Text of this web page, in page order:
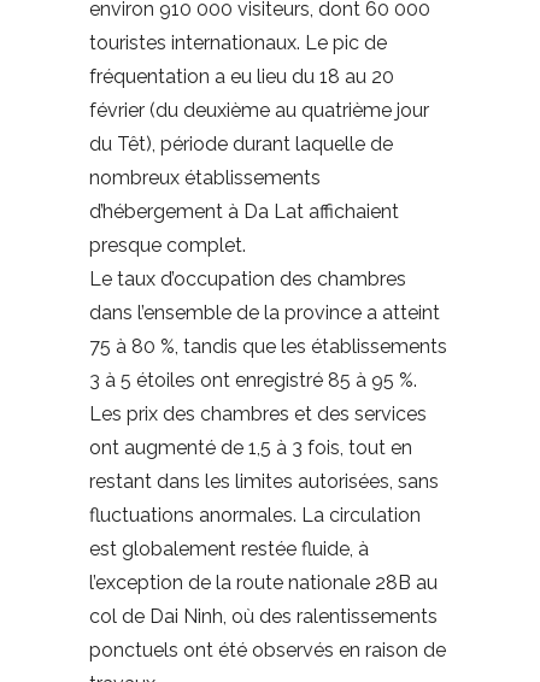
environ 910 000 visiteurs, dont 60 000
touristes internationaux. Le pic de
fréquentation a eu lieu du 18 au 20
février (du deuxième au quatrième jour
du Têt), période durant laquelle de
nombreux établissements
d’hébergement à Da Lat affichaient
presque complet.
Le taux d’occupation des chambres
dans l’ensemble de la province a atteint
75 à 80 %, tandis que les établissements
3 à 5 étoiles ont enregistré 85 à 95 %.
Les prix des chambres et des services
ont augmenté de 1,5 à 3 fois, tout en
restant dans les limites autorisées, sans
fluctuations anormales. La circulation
est globalement restée fluide, à
l’exception de la route nationale 28B au
col de Dai Ninh, où des ralentissements
ponctuels ont été observés en raison de